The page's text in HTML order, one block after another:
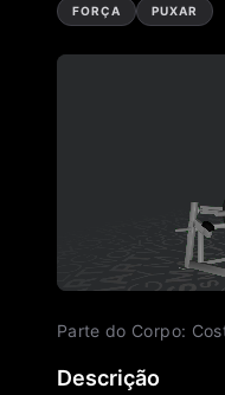
FORÇA PUXAR
Parte do Corpo:
Descrição